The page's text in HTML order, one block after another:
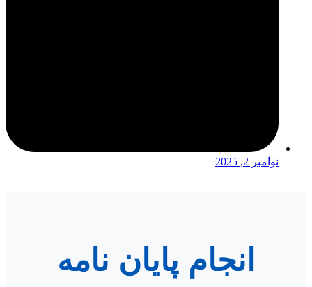
نوامبر 2, 2025
انجام پایان نامه